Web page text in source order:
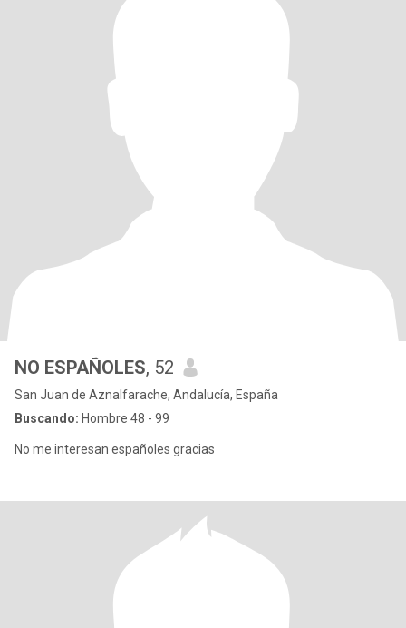
NO ESPAÑOLES, 52
San Juan de Aznalfarache, Andalucía, España
Buscando: Hombre 48 - 99
No me interesan españoles gracias